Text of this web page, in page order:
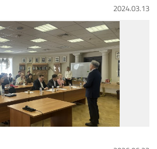
2024.03.13